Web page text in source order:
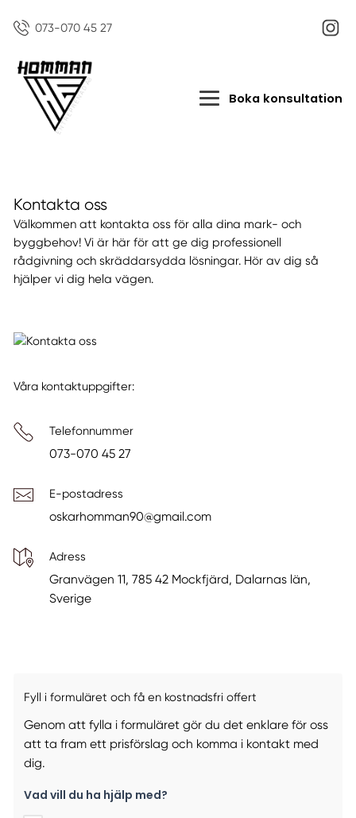
073-070 45 27
Boka konsultation
Kontakta oss
Välkommen att kontakta oss för alla dina mark- och
byggbehov! Vi är här för att ge dig professionell
rådgivning och skräddarsydda lösningar. Hör av dig så
hjälper vi dig hela vägen.
Våra kontaktuppgifter:
Telefonnummer
073-070 45 27
E-postadress
oskarhomman90@gmail.com
Adress
Granvägen 11, 785 42 Mockfjärd, Dalarnas län,
Sverige
Fyll i formuläret och få en kostnadsfri offert
Genom att fylla i formuläret gör du det enklare för oss
att ta fram ett prisförslag och komma i kontakt med
dig.
Vad vill du ha hjälp med?